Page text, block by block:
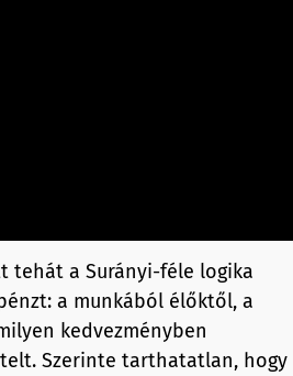
tehát a Surányi-féle logika
a munkából élőktől, a
kedvezményben
Szerinte tarthatatlan, hogy